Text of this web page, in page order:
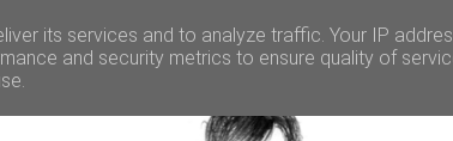
its services and to analyze traffic. Your IP
and security metrics to ensure quality of